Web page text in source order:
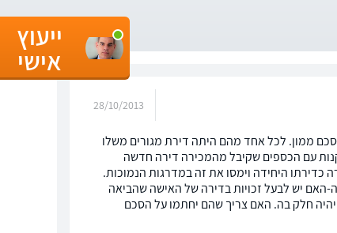
28/10/2013
נישואים שניים ( בשנת 98'). השניים לא עשו הסכם ממון. לכל אחד מהם היתה דירת מגורים משלו
עם הכספים שקיבל מהמכירה דירה חדשה
היחידה וימסו את זה במדרגות הנמוכות.
האם יש לבעל זכויות בדירה של האישה שהביאה
חלק בה. האם צריך שהם יחתמו על הסכם
ייעוץ
אישי